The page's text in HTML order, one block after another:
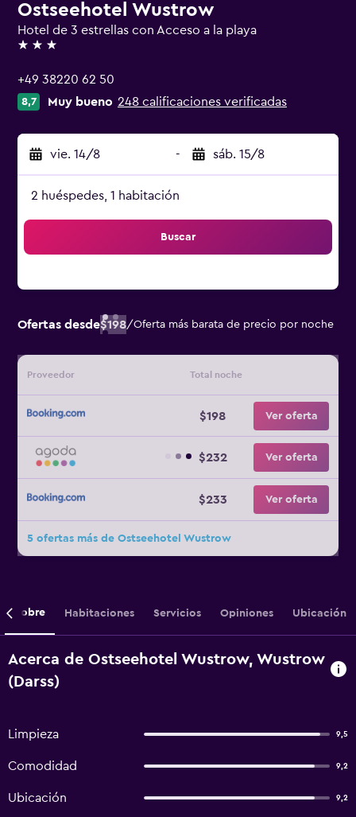
Ostseehotel Wustrow
Hotel de 3 estrellas con Acceso a la playa
3 estrellas
+49 38220 62 50
8,7 Muy bueno 248 calificaciones verificadas
vie. 14/8 - sáb. 15/8
2 huéspedes, 1 habitación
Buscar
Ofertas desde$198/Oferta más barata de precio por noche
Proveedor Total noche
$198 Ver oferta
$232 Ver oferta
$233 Ver oferta
5 ofertas más de Ostseehotel Wustrow
Sobre Habitaciones Servicios Opiniones Ubicación
Acerca de Ostseehotel Wustrow, Wustrow
(Darss)
Limpieza 9,5
Comodidad 9,2
Ubicación 9,2